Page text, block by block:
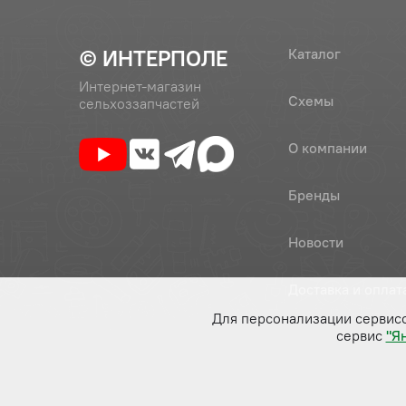
© ИНТЕРПОЛЕ
Интернет-магазин
сельхоззапчастей
Каталог
Схемы
О компании
Бренды
Новости
Для персонализации
сервис